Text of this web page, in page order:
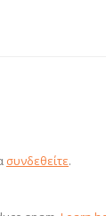
συνδεθείτε.